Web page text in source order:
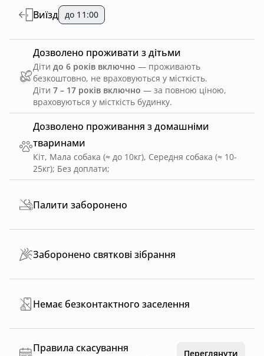
Дозволено проживання з домашніми
тваринами
Кіт, Мала собака (≈ до 10кг), Середня собака (≈ 10-
25кг); Без доплати;
Виїзд до 11:00
Дозволено проживати з дітьми
Діти до 6 років включно — проживають
безкоштовно, не враховуються у місткість.
Діти 7 – 17 років включно — за повною ціною,
враховуються у місткість будинку.
Палити заборонено
Заборонено святкові зібрання
Немає безконтактного заселення
Правила скасування Переглянути